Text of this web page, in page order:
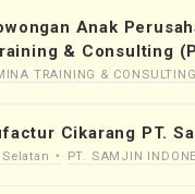
Anak
& Consulting
TRAINING &
Cikarang PT.
PT. SAMJIN